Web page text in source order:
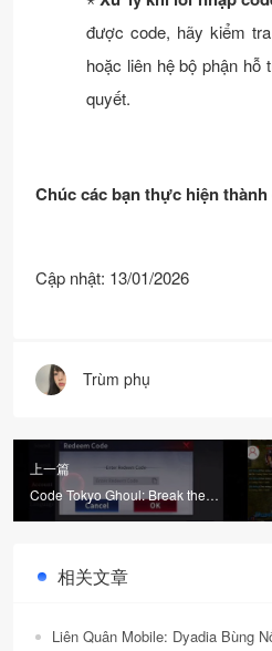
được code, hãy kiểm
hoặc liên hệ bộ phận
quyết.
Chúc các bạn thực hiện
Cập nhật: 13/01/2026
Trùm phụ
上一篇
Code Tokyo Ghoul: Break the
Chains và mẹo chơi game
相关文章
Liên Quân Mobile: Dyadia Bùng